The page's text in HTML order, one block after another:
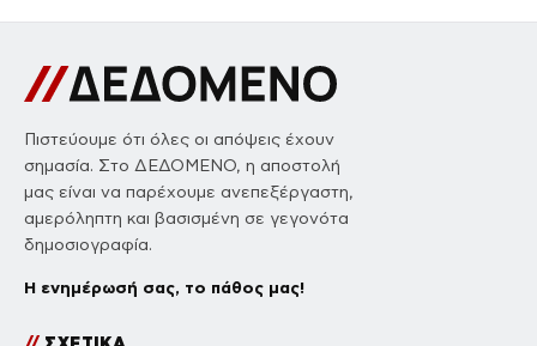
Πιστεύουμε ότι όλες οι απόψεις έχουν
σημασία. Στο ΔΕΔΟΜΕΝΟ, η αποστολή
μας είναι να παρέχουμε ανεπεξέργαστη,
αμερόληπτη και βασισμένη σε γεγονότα
δημοσιογραφία.
Η ενημέρωσή σας, το πάθος μας!